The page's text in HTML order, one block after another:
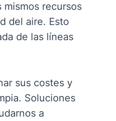
recursos
del aire. Esto
de las líneas
sus costes y
Soluciones
a